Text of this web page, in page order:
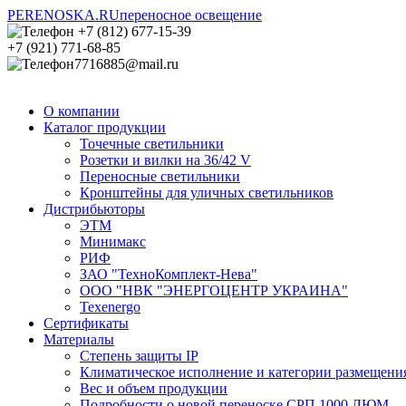
PERENOSKA.RUпереносное освещение
+7 (812) 677-15-39
+7 (921) 771-68-85
7716885@mail.ru
О компании
Каталог продукции
Точечные светильники
Розетки и вилки на 36/42 V
Переносные светильники
Кронштейны для уличных светильников
Дистрибьюторы
ЭТМ
Минимакс
РИФ
ЗАО "ТехноКомплект-Нева"
ООО "НВК "ЭНЕРГОЦЕНТР УКРАИНА"
Texenergo
Сертификаты
Материалы
Степень защиты IP
Климатическое исполнение и категории
Вес и объем продукции